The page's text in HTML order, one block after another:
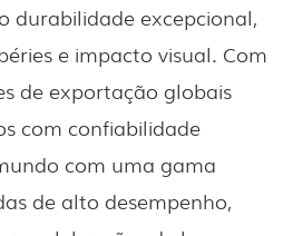
durabilidade excepcional,
e impacto visual. Com
de exportação globais
com confiabilidade
com uma gama
de alto desempenho,